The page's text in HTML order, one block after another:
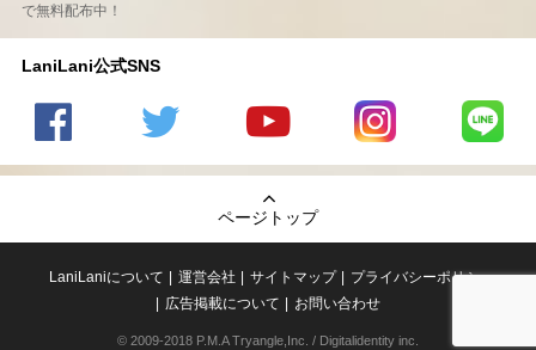
で無料配布中！
LaniLani公式SNS
の
のtwitter
の
Youtube
チャンネ
LaniLani
LaniLani
ページトップ
LaniLaniについて 運営会社 サイトマップ
プライバシーポリシー
広告掲載について
お問い合わせ
© 2009-2018 P.M.A Tryangle,Inc. / Digitalidentity inc.